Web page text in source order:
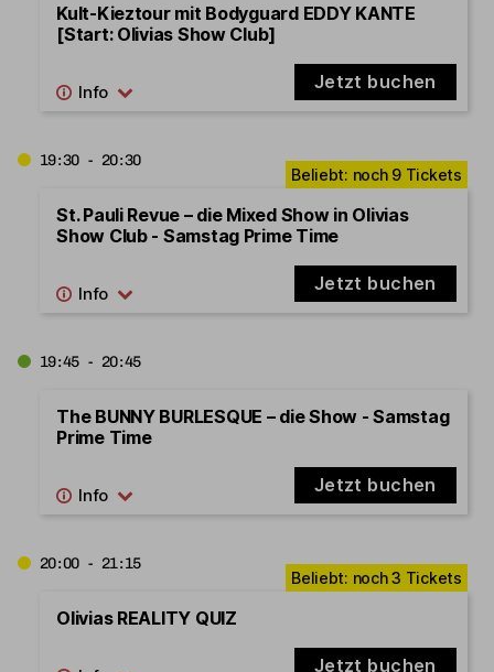
Kult-Kieztour mit Bodyguard EDDY KANTE
[Start: Olivias Show Club]
Jetzt buchen
19:30 - 20:30
St. Pauli Revue – die Mixed Show in Olivias
Show Club - Samstag Prime Time
Jetzt buchen
19:45 - 20:45
The BUNNY BURLESQUE – die Show - Samstag
Prime Time
Jetzt buchen
20:00 - 21:15
Olivias REALITY QUIZ
Jetzt buchen